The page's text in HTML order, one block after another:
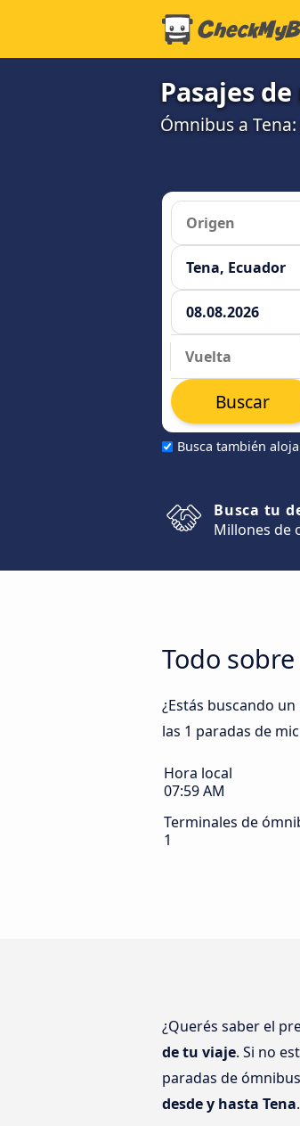
Pasajes
Ómnibus a
Busca también
Buscar
Busca tu
Millones de
Todo
¿Estás buscando
las 1 paradas de
Hora local
07:59 AM
Terminales de
1
¿Querés saber el
de tu viaje. Si no
paradas de
desde y hasta Tena.